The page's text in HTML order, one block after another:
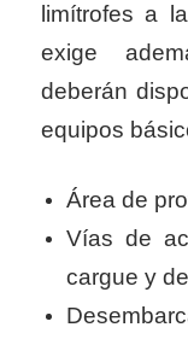
limítrofes a
exige
deberán
equipos
Área de
Vías de
cargue y